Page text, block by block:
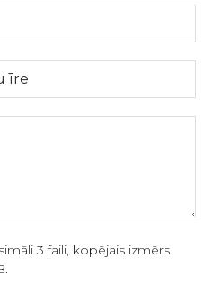
3 faili, kopējais izmērs